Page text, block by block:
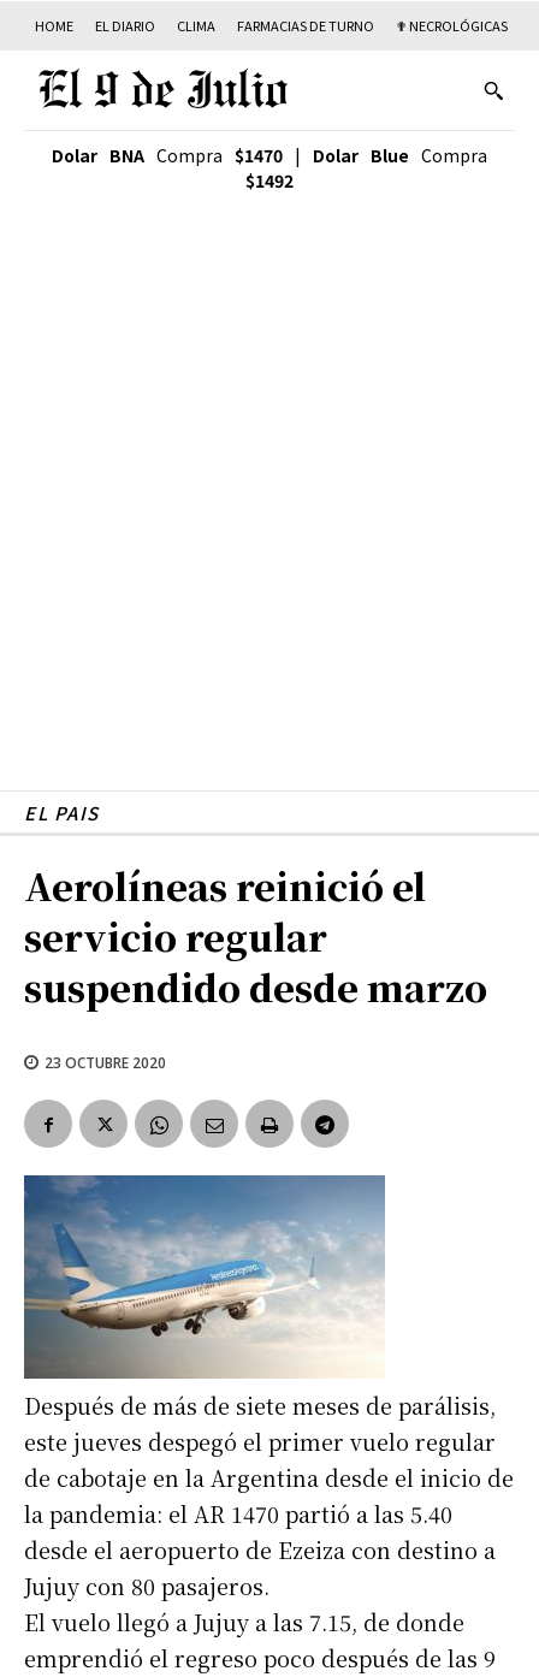
HOME EL DIARIO CLIMA FARMACIAS DE TURNO ✟ NECROLÓGICAS
Dolar BNA Compra $1470 | Dolar Blue Compra
$1492
EL PAIS
Aerolíneas reinició el
servicio regular
suspendido desde marzo
23 OCTUBRE 2020
Después de más de siete meses de parálisis,
este jueves despegó el primer vuelo regular
de cabotaje en la Argentina desde el inicio de
la pandemia: el AR 1470 partió a las 5.40
desde el aeropuerto de Ezeiza con destino a
Jujuy con 80 pasajeros.
El vuelo llegó a Jujuy a las 7.15, de donde
emprendió el regreso poco después de las 9